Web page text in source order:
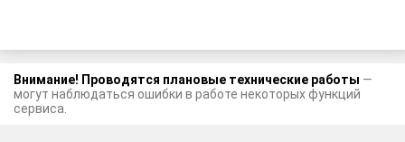
Внимание! Проводятся плановые технические работы —
могут наблюдаться ошибки в работе некоторых функций
сервиса.